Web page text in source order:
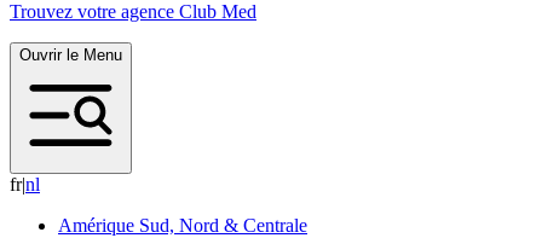
Trouvez votre agence Club Med
Ouvrir le Menu
fr|nl
Amérique Sud, Nord & Centrale